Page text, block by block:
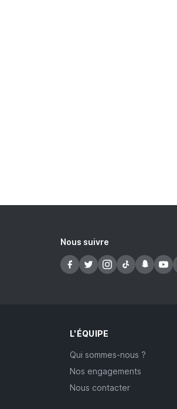
Nous suivre
L'ÉQUIPE
Qui sommes-nous ?
Nos engagements
Nous contacter